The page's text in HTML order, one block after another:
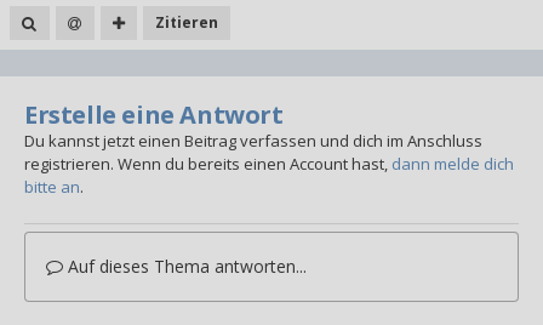
Zitieren
Erstelle eine Antwort
Du kannst jetzt einen Beitrag verfassen und dich im Anschluss
registrieren. Wenn du bereits einen Account hast, dann melde dich
bitte an.
Auf dieses Thema antworten...